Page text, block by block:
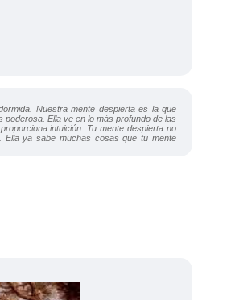
Nuestra mente despierta es la que
Ella ve en lo más profundo de las
intuición. Tu mente despierta no
Ella ya sabe muchas cosas que tu mente